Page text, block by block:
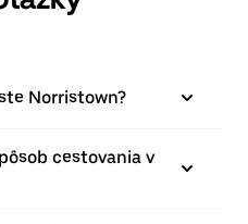
Norristown?
cestovania v